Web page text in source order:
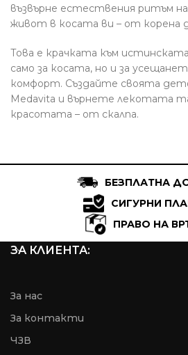
възвърне естествения ритъм
живот в косата ви – от корена
Това е крачката към
само за косата, но и за
комфорт. Създайте своята
Medavita и върнете лекотата
красотата – от скалпа.
БЕЗПЛАТНА
СИГУРНИ
ПРАВО НА
ЗА КЛИЕНТА:
За нас
За контакти
ЧЗВ